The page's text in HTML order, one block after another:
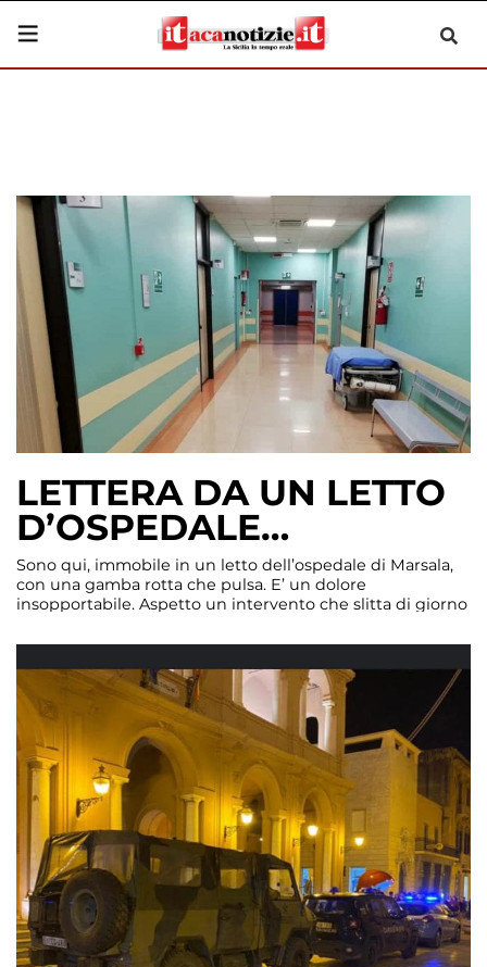
LETTERA DA UN LETTO
D’OSPEDALE…
Sono qui, immobile in un letto dell’ospedale di Marsala,
con una gamba rotta che pulsa. E’ un dolore
insopportabile. Aspetto un intervento che slitta di giorno
Dicono che non possono far entrare i familiari. Misure
parenti o […]